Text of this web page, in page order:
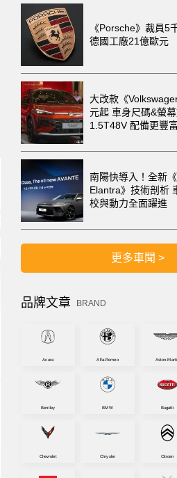
《Porsche》裁員5
德國工廠21億歐元
大改款《
元起 車身尺碼&螢
1.5T48V 配備更豐富
南陽快導入！全新
Elantra》技術剖析
校與動力全面躍進
更多車聞 >
品牌文章 BRAND
Acura Alfa-Romeo Aston-
Bentley BMW Bugatti
Chevrolet Chrysler Citroen